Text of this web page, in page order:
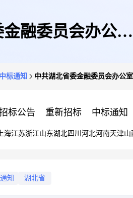
融委员会办公室
标通知 中共湖北省委金融委员会办公
标公告 重新招标 中标通知
上海江苏浙江山东湖北四川 河北河南天津山
知 湖北省